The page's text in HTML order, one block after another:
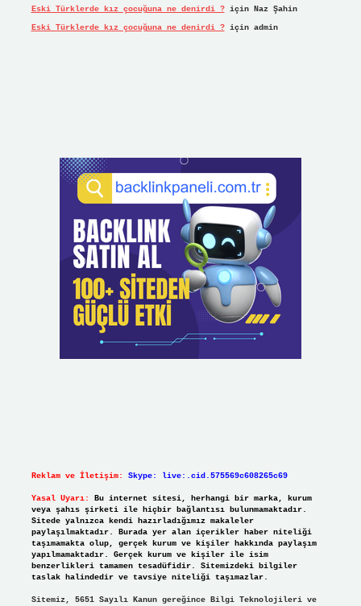
Eski Türklerde kız çocuğuna ne denirdi ?için Naz Şahin
Eski Türklerde kız çocuğuna ne denirdi ?için admin
Reklam ve İletişim: Skype: live:.cid.575569c608265c69
Yasal Uyarı:
Bu internet sitesi, herhangi bir marka, kurum
veya şahıs şirketi ile hiçbir bağlantısı bulunmamaktadır.
Sitede yalnızca kendi hazırladığımız makaleler
paylaşılmaktadır. Burada yer alan içerikler haber niteliği
taşımamakta olup, gerçek kurum ve kişiler hakkında paylaşım
yapılmamaktadır. Gerçek kurum ve kişiler ile isim
benzerlikleri tamamen tesadüfidir. Sitemizdeki bilgiler
taslak halindedir ve tavsiye niteliği taşımazlar.
Sitemiz, 5651 Sayılı Kanun gereğince Bilgi Teknolojileri ve